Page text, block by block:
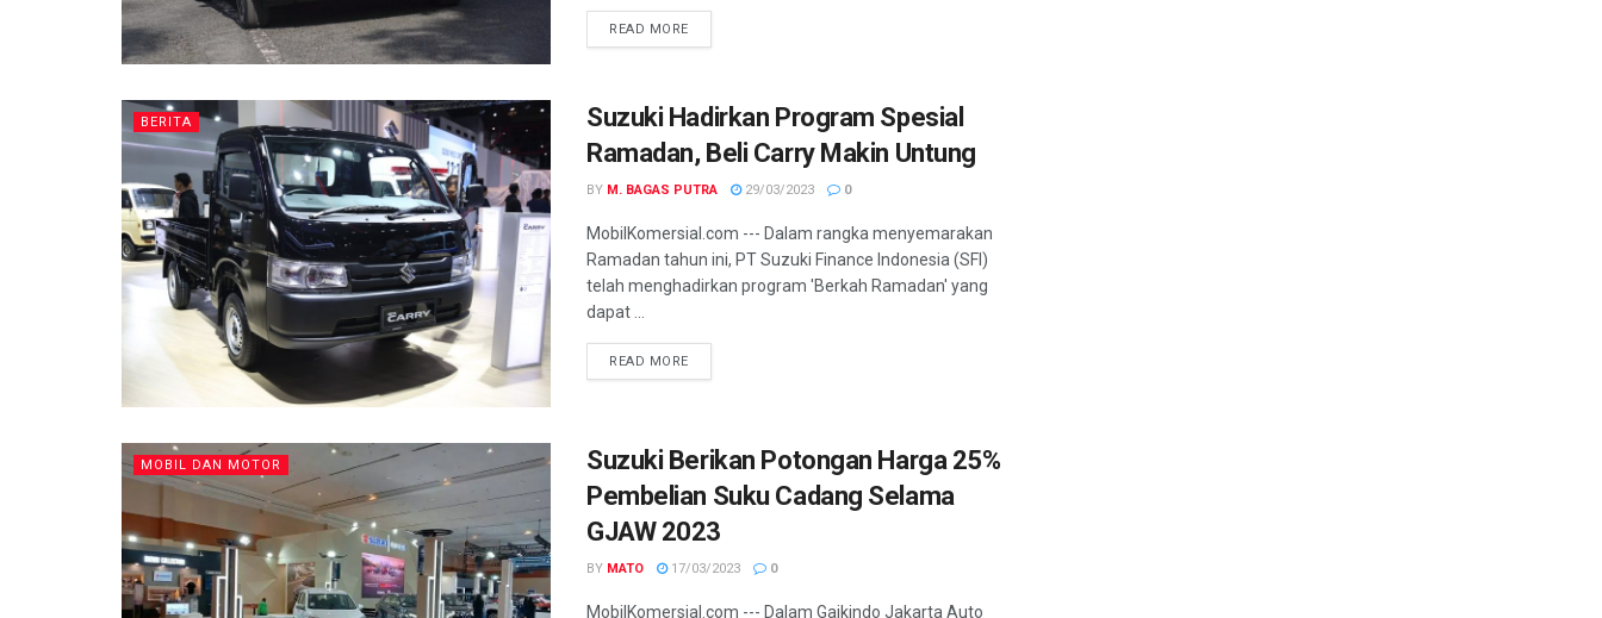
READ MORE
BERITA
Suzuki Hadirkan Program Spesial
Ramadan, Beli Carry Makin Untung
BY M. BAGAS PUTRA 29/03/2023 0
MobilKomersial.com --- Dalam rangka menyemarakan
Ramadan tahun ini, PT Suzuki Finance Indonesia (SFI)
telah menghadirkan program 'Berkah Ramadan' yang
dapat ...
READ MORE
MOBIL DAN MOTOR
Suzuki Berikan Potongan Harga 25%
Pembelian Suku Cadang Selama
GJAW 2023
BY MATO 17/03/2023 0
MobilKomersial.com --- Dalam Gaikindo Jakarta Auto